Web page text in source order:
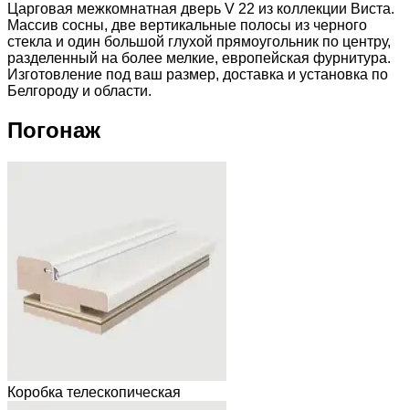
Царговая межкомнатная дверь V 22 из коллекции Виста.
Массив сосны, две вертикальные полосы из черного
стекла и один большой глухой прямоугольник по центру,
разделенный на более мелкие, европейская фурнитура.
Изготовление под ваш размер, доставка и установка по
Белгороду и области.
Погонаж
Коробка телескопическая